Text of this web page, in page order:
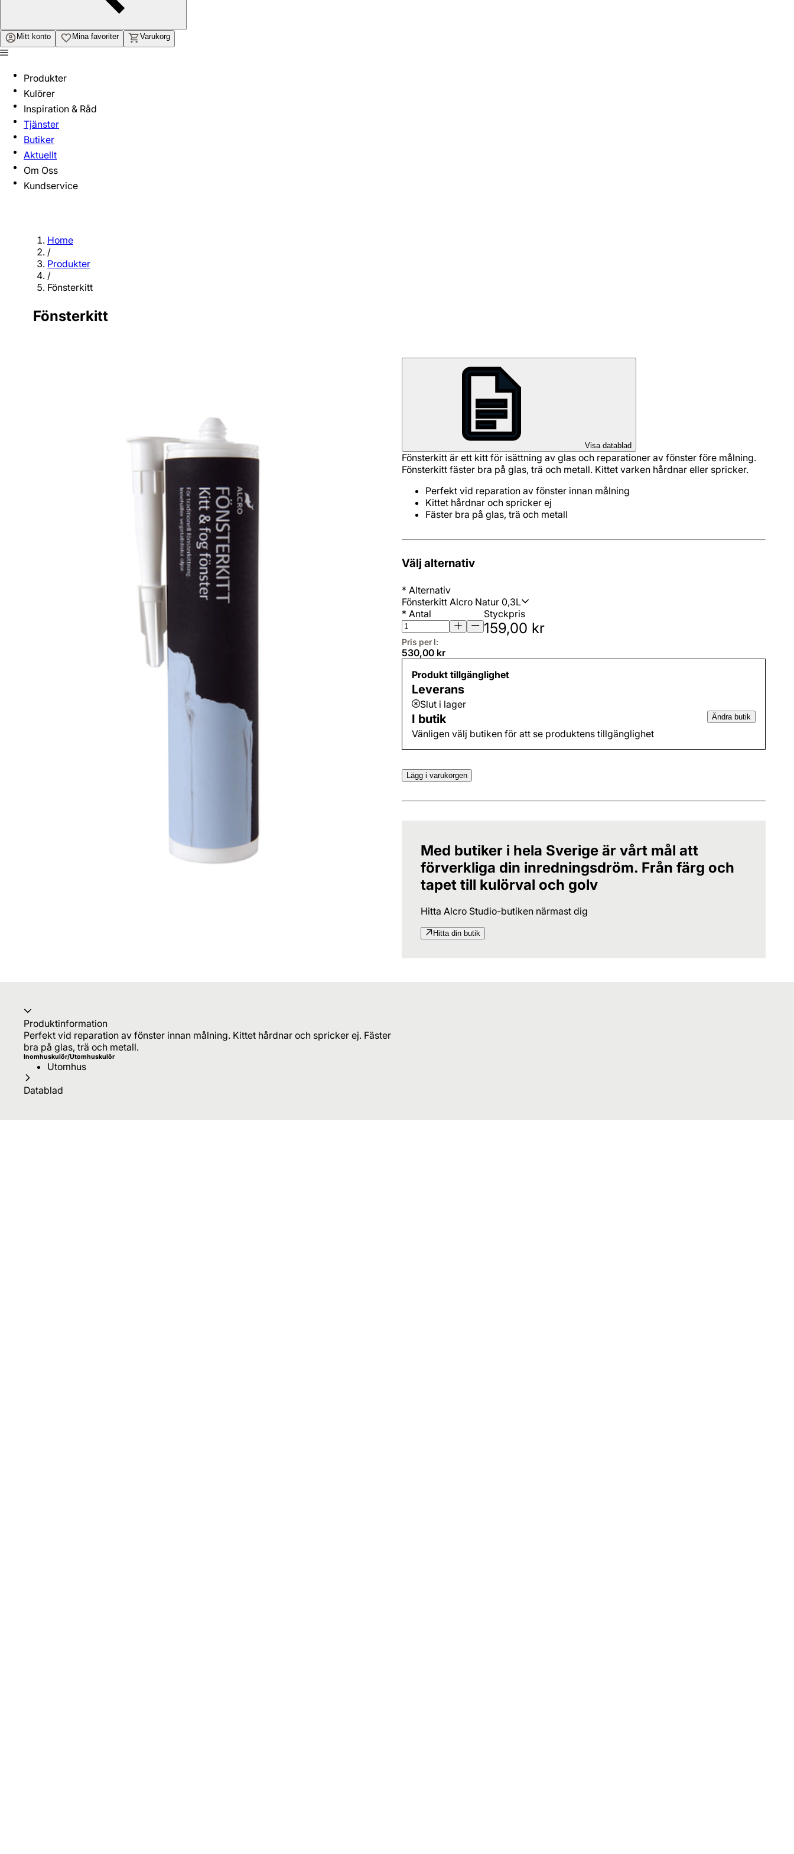
Mitt konto Mina favoriter Varukorg
Produkter
Kulörer
Inspiration & Råd
Tjänster
Butiker
Aktuellt
Om Oss
Kundservice
Home
/
Produkter
/
Fönsterkitt
Fönsterkitt
Visa datablad
Fönsterkitt är ett kitt för isättning av glas och reparationer av fönster före målning.
Fönsterkitt fäster bra på glas, trä och metall. Kittet varken hårdnar eller spricker.
Perfekt vid reparation av fönster innan målning
Kittet hårdnar och spricker ej
Fäster bra på glas, trä och metall
Välj alternativ
* Alternativ
Fönsterkitt Alcro Natur 0,3L
* Antal Styckpris
159,00 kr
Pris per l:
530,00 kr
Produkt tillgänglighet
Leverans
Slut i lager
I butik
Vänligen välj butiken för att se produktens tillgänglighet
Ändra butik
Lägg i varukorgen
Med butiker i hela Sverige är vårt mål att
förverkliga din inredningsdröm. Från färg och
tapet till kulörval och golv
Hitta Alcro Studio-butiken närmast dig
Hitta din butik
Produktinformation
Perfekt vid reparation av fönster innan målning. Kittet hårdnar och spricker ej. Fäster
bra på glas, trä och metall.
Inomhuskulör/Utomhuskulör
Utomhus
Datablad